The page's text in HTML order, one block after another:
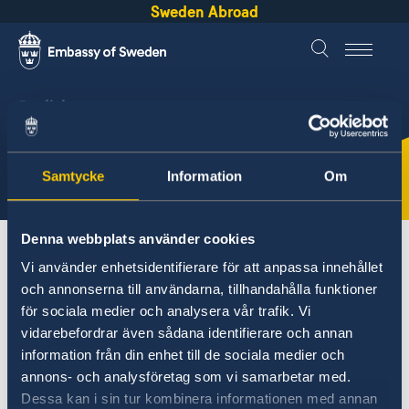
Samtycke Information Om
Denna webbplats använder cookies
Vi använder enhetsidentifierare för att anpassa innehållet
och annonserna till användarna, tillhandahålla funktioner
för sociala medier och analysera vår trafik. Vi
vidarebefordrar även sådana identifierare och annan
information från din enhet till de sociala medier och
annons- och analysföretag som vi samarbetar med.
Dessa kan i sin tur kombinera informationen med annan
Sweden Abroad
English
Sweden &
Hong Kong
About Sweden
Hong Kong
Going to Sweden?
Guide: Applying for a residence permit
Working Holiday Scheme
Cultural heritage